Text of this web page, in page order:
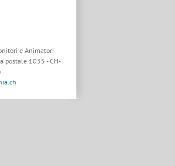
e Animatori
postale 1035 - CH-